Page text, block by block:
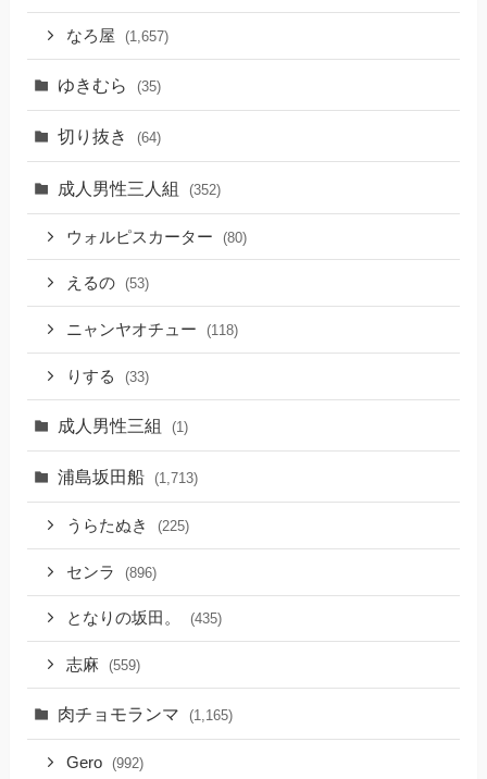
なろ屋 (1,657)
ゆきむら (35)
切り抜き (64)
成人男性三人組 (352)
ウォルピスカーター (80)
えるの (53)
ニャンヤオチュー (118)
りする (33)
成人男性三組 (1)
浦島坂田船 (1,713)
うらたぬき (225)
センラ (896)
となりの坂田。 (435)
志麻 (559)
肉チョモランマ (1,165)
Gero (992)